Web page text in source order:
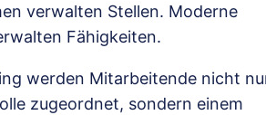
verwalten Stellen. Moderne
Fähigkeiten.
werden Mitarbeitende nicht
zugeordnet, sondern einem